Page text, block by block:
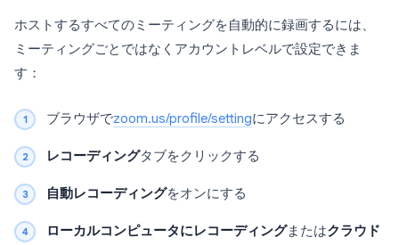
ホストするすべてのミーティングを自動的に録画するには、
ミーティングごとではなくアカウントレベルで設定できま
す：
ブラウザでzoom.us/profile/settingにアクセスする
レコーディングタブをクリックする
自動レコーディングをオンにする
ローカルコンピュータにレコーディングまたはクラウド